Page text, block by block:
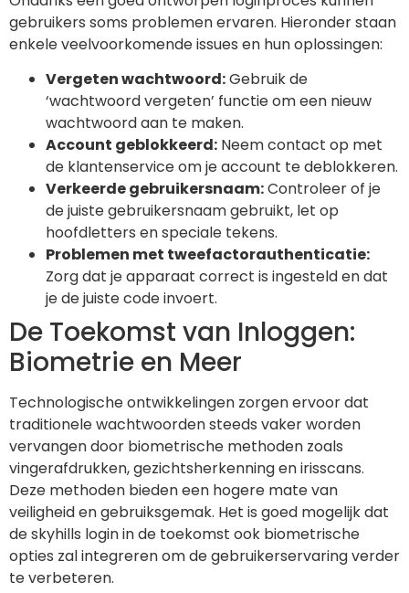
gebruikers soms problemen ervaren. Hieronder staan
enkele veelvoorkomende issues en hun oplossingen:
Vergeten wachtwoord:Gebruik de
‘wachtwoord vergeten’ functie om een nieuw
wachtwoord aan te maken.
Account geblokkeerd: Neem contact op met
de klantenservice om je account te deblokkeren.
Verkeerde gebruikersnaam:Controleer of je
de juiste gebruikersnaam gebruikt, let op
hoofdletters en speciale tekens.
Problemen met tweefactorauthenticatie:
Zorg dat je apparaat correct is ingesteld en dat
je de juiste code invoert.
De Toekomst van Inloggen:
Biometrie en Meer
Technologische ontwikkelingen zorgen ervoor dat
traditionele wachtwoorden steeds vaker worden
vervangen door biometrische methoden zoals
vingerafdrukken, gezichtsherkenning en irisscans.
Deze methoden bieden een hogere mate van
veiligheid en gebruiksgemak. Het is goed mogelijk dat
de skyhills login in de toekomst ook biometrische
opties zal integreren om de gebruikerservaring verder
te verbeteren.